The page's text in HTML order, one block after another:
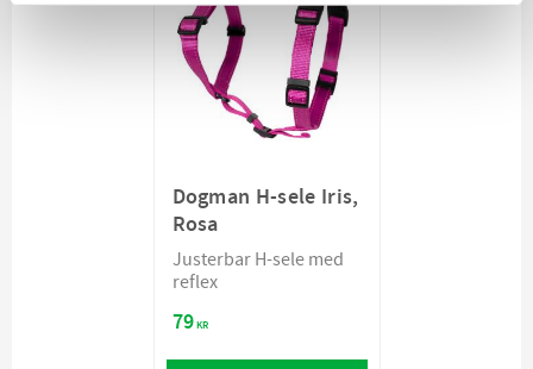
Dogman H-sele Iris,
Rosa
Justerbar H-sele med
reflex
79KR